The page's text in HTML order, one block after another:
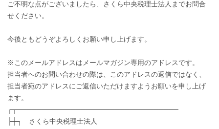
ご不明な点がございましたら、さくら中央税理士法人までお問合
せください。
今後ともどうぞよろしくお願い申し上げます。
※このメールアドレスはメールマガジン専用のアドレスです。
担当者へのお問い合わせの際は、このアドレスの返信ではなく、
担当者宛のアドレスにご返信いただけますようお願いを申し上げ
ます。
┌┬─────────────────────────────────
├┼┐ さくら中央税理士法人